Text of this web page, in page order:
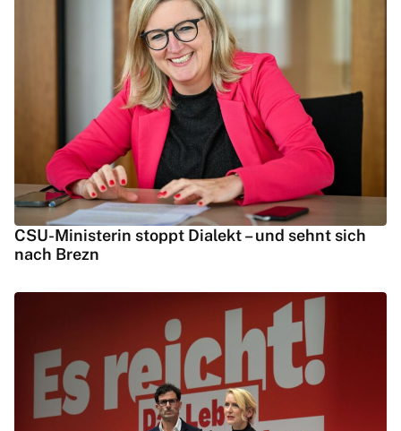
CSU-Ministerin stoppt Dialekt – und sehnt sich
nach Brezn